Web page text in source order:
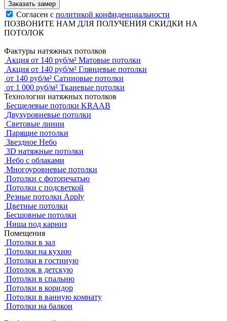
Согласен с политикой конфиденциальности
ПОЗВОНИТЕ НАМ ДЛЯ ПОЛУЧЕНИЯ СКИДКИ НА
ПОТОЛОК
Фактуры натяжных потолков
Акция от 140 руб/м² Матовые потолки
Акция от 140 руб/м² Глянцевые потолки
от 140 руб/м² Сатиновые потолки
от 1 000 руб/м² Тканевые потолки
Технологии натяжных потолков
Бесщелевые потолки KRAAB
Двухуровневые потолки
Световые линии
Парящие потолки
Звездное Небо
3D натяжные потолки
Небо с облаками
Многоуровневые потолки
Потолки с фотопечатью
Потолки с подсветкой
Резные потолки Apply
Цветные потолки
Бесшовные потолки
Ниша под карниз
Помещения
Потолки в зал
Потолки на кухню
Потолки в гостиную
Потолок в детскую
Потолки в спальню
Потолки в коридор
Потолки в ванную комнату
Потолки на балкон